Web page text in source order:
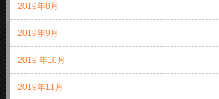
2019年8月
2019年9月
2019 年10月
2019年11月